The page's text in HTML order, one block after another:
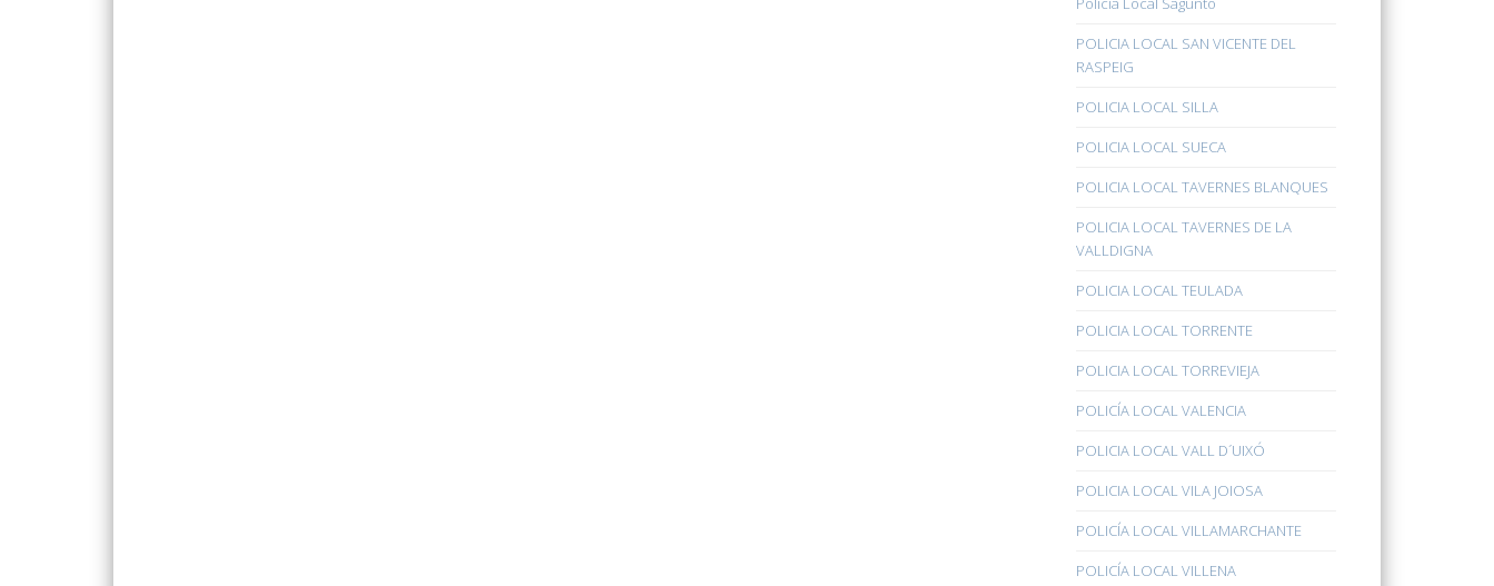
POLICIA LOCAL SAN VICENTE DEL
RASPEIG
POLICIA LOCAL SILLA
POLICIA LOCAL SUECA
POLICIA LOCAL TAVERNES BLANQUES
POLICIA LOCAL TAVERNES DE LA
VALLDIGNA
POLICIA LOCAL TEULADA
POLICIA LOCAL TORRENTE
POLICIA LOCAL TORREVIEJA
POLICÍA LOCAL VALENCIA
POLICIA LOCAL VALL D´UIXÓ
POLICIA LOCAL VILA JOIOSA
POLICÍA LOCAL VILLAMARCHANTE
POLICÍA LOCAL VILLENA